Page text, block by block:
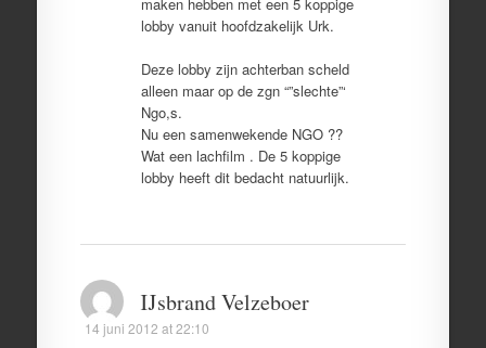
lobby vanuit hoofdzakelijk Urk.
Deze lobby zijn achterban scheld
alleen maar op de zgn “”slechte”‘
Ngo,s.
Nu een samenwekende NGO ??
Wat een lachfilm . De 5 koppige
lobby heeft dit bedacht natuurlijk.
IJsbrand Velzeboer
14 juni 2012 at 22:10